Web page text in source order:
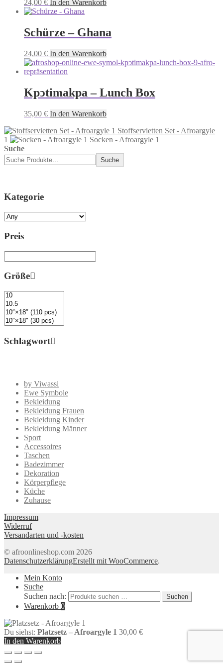
24,00 € In den Warenkorb
Schürze – Ghana
24,00 € In den Warenkorb
Kpͻtimakpa – Lunch Box
35,00 € In den Warenkorb
Stoffservietten Set - Afroargyle
1
Socken - Afroargyle 1
Suche
Suche
Kategorie
Preis
Größe
Schlagwort
by Viwassi
Ewe Symbole
Bekleidung
Bekleidung Frauen
Bekleidung Kinder
Bekleidung Männer
Sport
Accessoires
Taschen
Badezimmer
Dekoration
Körperpflege
Küche
Zuhause
Impressum
Widerruf
Versandarten und -kosten
© afroonlineshop.com 2026
DatenschutzerklärungErstellt mit WooCommerce.
Mein Konto
Suche
Suchen nach:
Suchen
Warenkorb 0
Du siehst: Platzsetz – Afroargyle 1 30,00 €
In den Warenkorb